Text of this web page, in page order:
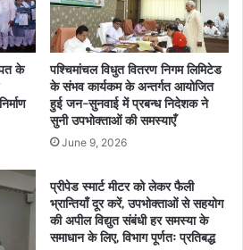
के
पश्चिमांचल विधुत वितरण निगम लिमिटेड
के संभव कार्यकम के अन्तर्गत आयोजित
हुई जन-सुनवाई में प्रबन्ध निदेशक ने
सुनी उपभोक्ताओं की समस्याएँ
June 9, 2026
प्रीपेड स्मार्ट मीटर को लेकर फैली
भ्रान्तियाँ दूर करें, उपभोक्ताओं से सहयोग
की अपील विद्युत संबंधी हर समस्या के
समाधान के लिए, विभाग पूर्णतः प्रतिबद्ध